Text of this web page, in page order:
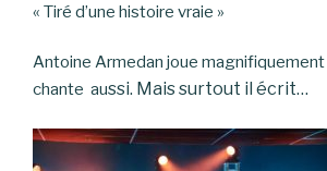
« Tiré d’une histoire vraie »
Antoine Armedan joue magnifiquement
chante aussi. Mais surtout il écrit…